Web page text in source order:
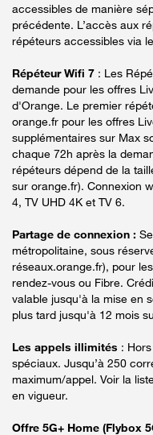
accessibles de manière
précédente. L’accès aux
répéteurs accessibles via
Répéteur Wifi 7 : Les
demande pour les offres
d'Orange. Le premier
orange.fr pour les offres
supplémentaires sur Max
chaque 72h après la
répéteurs dépend de la
sur orange.fr). Connexion
4, TV UHD 4K et TV 6.
Partage de connexion :
métropolitaine, sous
réseaux.orange.fr), pour
rendez-vous ou Fibre.
valable jusqu'à la mise en
plus tard jusqu'à 12 mois
Les appels illimités :
spéciaux. Jusqu’à 250
maximum/appel. Voir la
en vigueur.
Offre 5G+ Home (Flybox